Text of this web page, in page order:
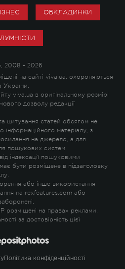
ОБКЛАДИНКИ
2008 - 2026
на сайті viva.ua, охороняються
України.
viva.ua в оригінальному розмірі
дозволу редакції
цитування статей обсягом не
інформаційного матеріалу, з
на джерело, а для
пошукових систем
індексації пошуковими
бути розміщене в підзаголовку
або інше використання
на rexfeatures.com або
P розміщені на правах реклами.
за достовірність цієї
Політика конфіденційності